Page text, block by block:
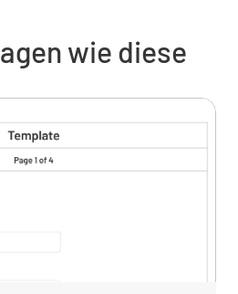
wie diese